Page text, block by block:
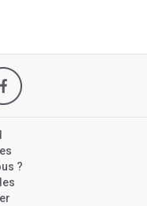
?